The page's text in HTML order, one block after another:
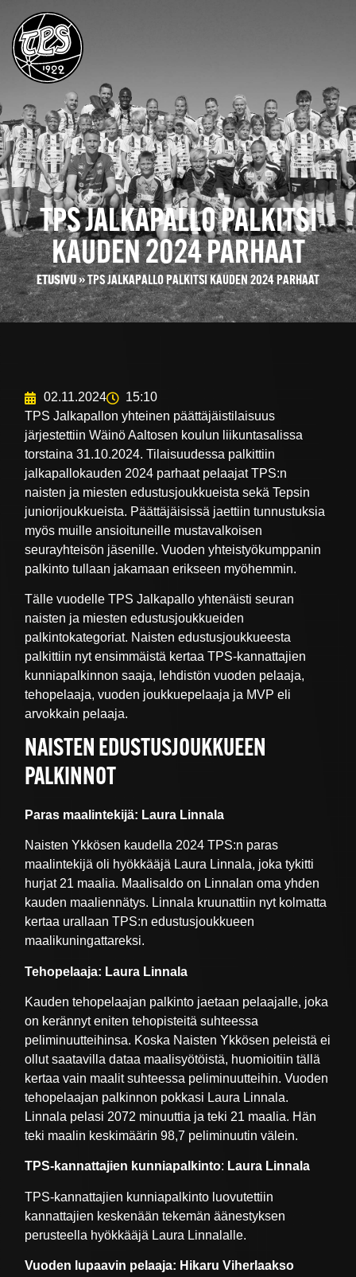
TPS JALKAPALLO PALKITSI
KAUDEN 2024 PARHAAT
ETUSIVU»TPS JALKAPALLO PALKITSI KAUDEN 2024 PARHAAT
02.11.2024
15:10
TPS Jalkapallon yhteinen päättäjäistilaisuus
järjestettiin Wäinö Aaltosen koulun liikuntasalissa
torstaina 31.10.2024. Tilaisuudessa palkittiin
jalkapallokauden 2024 parhaat pelaajat TPS:n
naisten ja miesten edustusjoukkueista sekä Tepsin
juniorijoukkueista. Päättäjäisissä jaettiin tunnustuksia
myös muille ansioituneille mustavalkoisen
seurayhteisön jäsenille. Vuoden yhteistyökumppanin
palkinto tullaan jakamaan erikseen myöhemmin.
Tälle vuodelle TPS Jalkapallo yhtenäisti seuran
naisten ja miesten edustusjoukkueiden
palkintokategoriat. Naisten edustusjoukkueesta
palkittiin nyt ensimmäistä kertaa TPS-kannattajien
kunniapalkinnon saaja, lehdistön vuoden pelaaja,
tehopelaaja, vuoden joukkuepelaaja ja MVP eli
arvokkain pelaaja.
NAISTEN EDUSTUSJOUKKUEEN
PALKINNOT
Paras maalintekijä: Laura Linnala
Naisten Ykkösen kaudella 2024 TPS:n paras
maalintekijä oli hyökkääjä Laura Linnala, joka tykitti
hurjat 21 maalia. Maalisaldo on Linnalan oma yhden
kauden maaliennätys. Linnala kruunattiin nyt kolmatta
kertaa urallaan TPS:n edustusjoukkueen
maalikuningattareksi.
Tehopelaaja: Laura Linnala
Kauden tehopelaajan palkinto jaetaan pelaajalle, joka
on kerännyt eniten tehopisteitä suhteessa
peliminuutteihinsa. Koska Naisten Ykkösen peleistä ei
ollut saatavilla dataa maalisyötöistä, huomioitiin tällä
kertaa vain maalit suhteessa peliminuutteihin. Vuoden
tehopelaajan palkinnon pokkasi Laura Linnala.
Linnala pelasi 2072 minuuttia ja teki 21 maalia. Hän
teki maalin keskimäärin 98,7 peliminuutin välein.
TPS-kannattajien kunniapalkinto: Laura Linnala
TPS-kannattajien kunniapalkinto luovutettiin
kannattajien keskenään tekemän äänestyksen
perusteella hyökkääjä Laura Linnalalle.
Vuoden lupaavin pelaaja: Hikaru Viherlaakso